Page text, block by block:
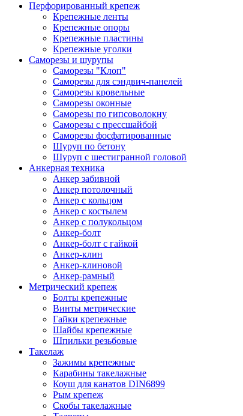
Перфорированный крепеж
Крепежные ленты
Крепежные опоры
Крепежные пластины
Крепежные уголки
Саморезы и шурупы
Саморезы "Клоп"
Саморезы для сэндвич-панелей
Саморезы кровельные
Саморезы оконные
Саморезы по гипсоволокну
Саморезы с прессшайбой
Саморезы фосфатированные
Шуруп по бетону
Шуруп с шестигранной головой
Анкерная техника
Анкер забивной
Анкер потолочный
Анкер с кольцом
Анкер с костылем
Анкер с полукольцом
Анкер-болт
Анкер-болт с гайкой
Анкер-клин
Анкер-клиновой
Анкер-рамный
Метрический крепеж
Болты крепежные
Винты метрические
Гайки крепежные
Шайбы крепежные
Шпильки резьбовые
Такелаж
Зажимы крепежные
Карабины такелажные
Коуш для канатов DIN6899
Рым крепеж
Скобы такелажные